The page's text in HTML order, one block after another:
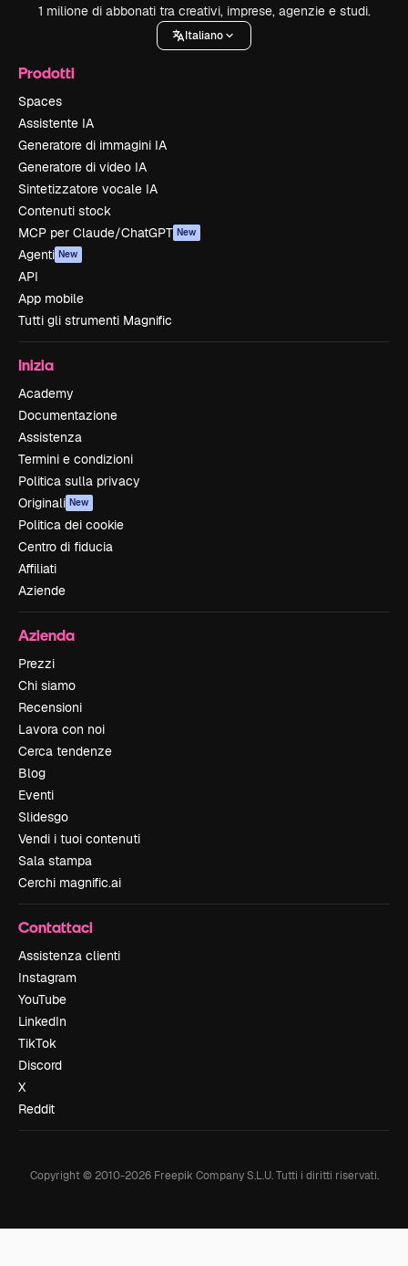
1 milione di abbonati tra creativi, imprese, agenzie e studi.
Italiano
Prodotti
Spaces
Assistente IA
Generatore di immagini IA
Generatore di video IA
Sintetizzatore vocale IA
Contenuti stock
MCP per Claude/ChatGPT New
Agenti New
API
App mobile
Tutti gli strumenti Magnific
Inizia
Academy
Documentazione
Assistenza
Termini e condizioni
Politica sulla privacy
Originali New
Politica dei cookie
Centro di fiducia
Affiliati
Aziende
Azienda
Prezzi
Chi siamo
Recensioni
Lavora con noi
Cerca tendenze
Blog
Eventi
Slidesgo
Vendi i tuoi contenuti
Sala stampa
Cerchi magnific.ai
Contattaci
Assistenza clienti
Instagram
YouTube
LinkedIn
TikTok
Discord
X
Reddit
Copyright © 2010-2026Freepik Company S.L.U. Tutti i diritti riservati.